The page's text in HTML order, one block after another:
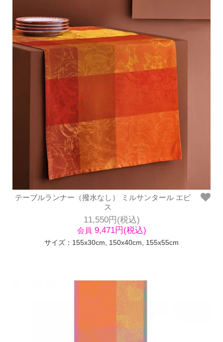
テーブルランナー（撥水なし） ミルサンタール エピ
ス
11,550円(税込)
会員 9,471円(税込)
サイズ：155x30cm, 150x40cm, 155x55cm